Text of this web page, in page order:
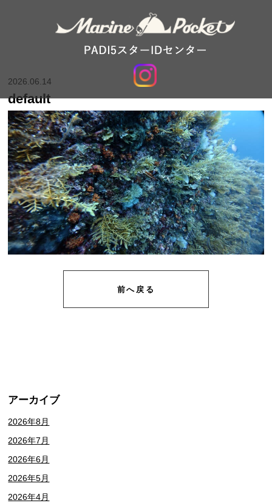
2026.06.14
default
前へ戻る
アーカイブ
2026年8月
2026年7月
2026年6月
2026年5月
2026年4月